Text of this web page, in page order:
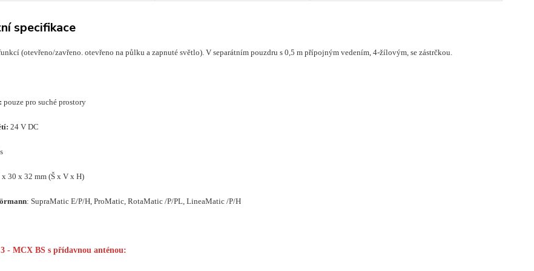
specifikace
(otevřeno/zavřeno. otevřeno na půlku a zapnuté světlo). V separátním pouzdru s 0,5 m přípojným vedením, 4-žílovým, se zástrčkou.
pouze pro suché prostory
24 V DC
x 30 x 32 mm (Š x V x H)
: SupraMatic E/P/H, ProMatic, RotaMatic /P/PL, LineaMatic /P/H
- MCX BS s přídavnou anténou: